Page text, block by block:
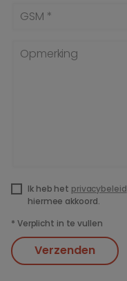
GSM *
Opmerking
Ik heb het privacybeleid
hiermee akkoord.
* Verplicht in te vullen
Verzenden